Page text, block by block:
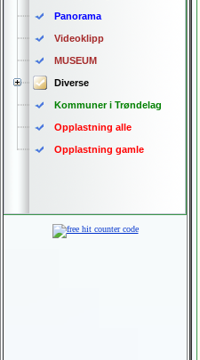
Panorama
Videoklipp
MUSEUM
Diverse
Kommuner i Trøndelag
Opplastning alle
Opplastning gamle